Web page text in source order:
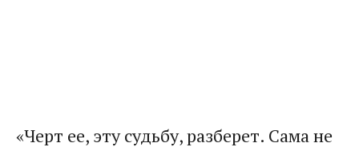
«Черт ее, эту судьбу, разберет. Сама не